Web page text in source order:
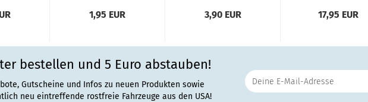
1,95 EUR 3,90 EUR 17,95 EUR
bestellen und 5 Euro abstauben!
Gutscheine und Infos zu neuen Produkten sowie
neu eintreffende rostfreie Fahrzeuge aus den USA!